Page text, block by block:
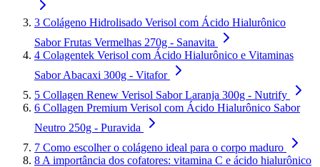
3 Colágeno Hidrolisado Verisol com Ácido Hialurônico
Sabor Frutas Vermelhas 270g - Sanavita
4 Colagentek Verisol com Ácido Hialurônico e Vitaminas
Sabor Abacaxi 300g - Vitafor
5 Collagen Renew Verisol Sabor Laranja 300g - Nutrify
6 Collagen Premium Verisol com Ácido Hialurônico Sabor
Neutro 250g - Puravida
7 Como escolher o colágeno ideal para o corpo maduro
8 A importância dos cofatores: vitamina C e ácido hialurônico